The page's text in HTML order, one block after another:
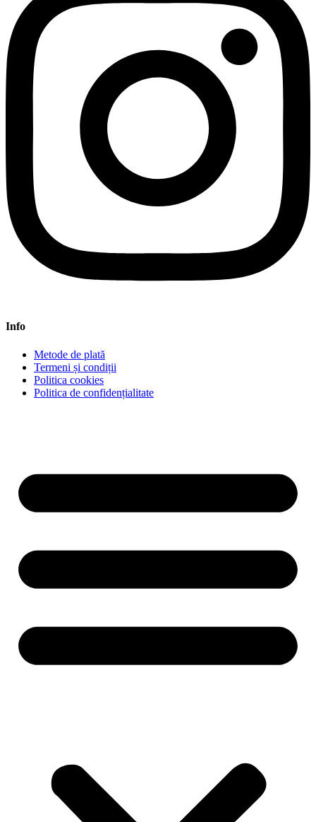
Info
Metode de plată
Termeni și condiții
Politica cookies
Politica de confidențialitate